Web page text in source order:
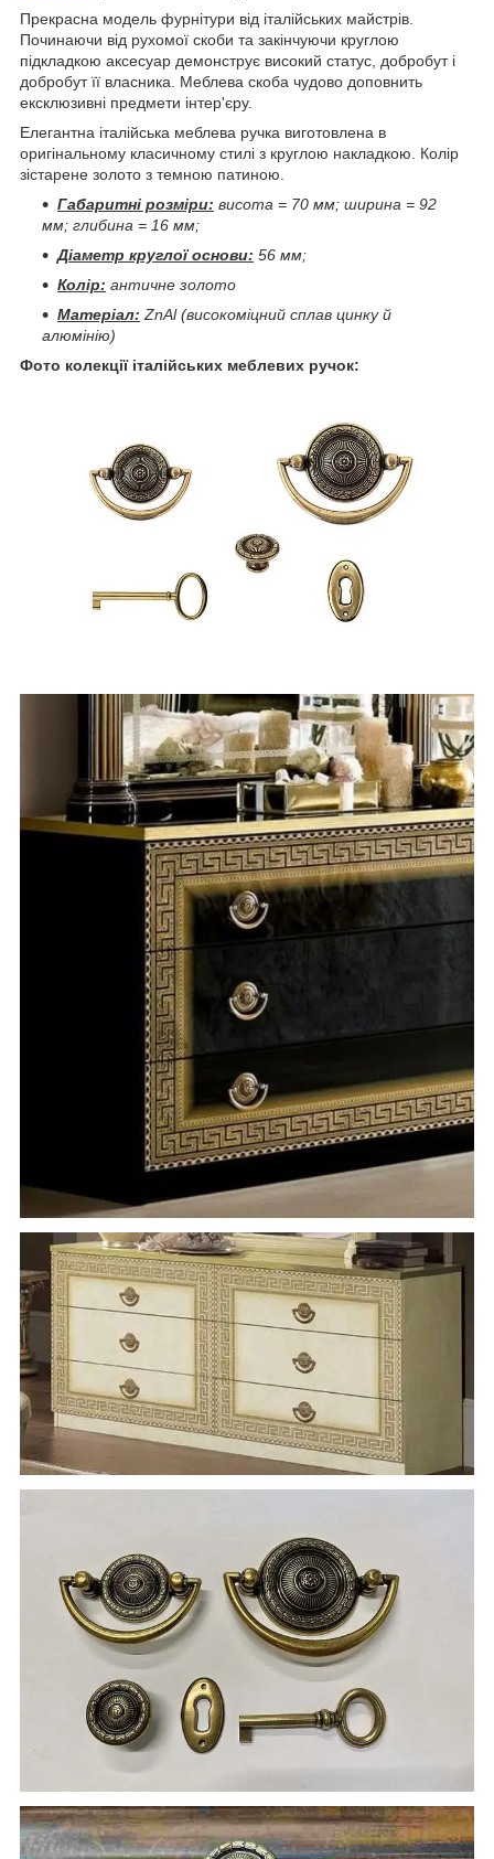
Прекрасна модель фурнітури від італійських майстрів.
Починаючи від рухомої скоби та закінчуючи круглою
підкладкою аксесуар демонструє високий статус, добробут і
добробут її власника. Меблева скоба чудово доповнить
ексклюзивні предмети інтер'єру.
Елегантна італійська меблева ручка виготовлена в
оригінальному класичному стилі з круглою накладкою. Колір
зістарене золото з темною патиною.
Габаритні розміри: висота = 70 мм; ширина = 92
мм; глибина = 16 мм;
Діаметр круглої основи: 56 мм;
Колір: античне золото
Матеріал: ZnAl (високоміцний сплав цинку й
алюмінію)
Фото колекції італійських меблевих ручок: